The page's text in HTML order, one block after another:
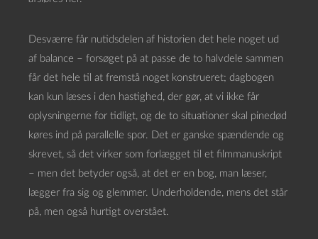
Desværre får nutidsdelen af historien det hele noget ud
af balance – forsøget på at passe de to halvdele sammen
får det hele til at fremstå noget konstrueret; dagbogen
kan kun læses i den hastighed, der gør, at vi ikke får
oplysningerne for tidligt, og de to situationer skal pinedød
køres ind på parallelle spor. Det er ganske spændende og
skrevet, så det virker som forlægget til et filmmanuskript
– men det betyder også, at det er en bog, man læser,
lægger fra sig og glemmer. Underholdende, mens det står
på, men også hurtigt overstået.